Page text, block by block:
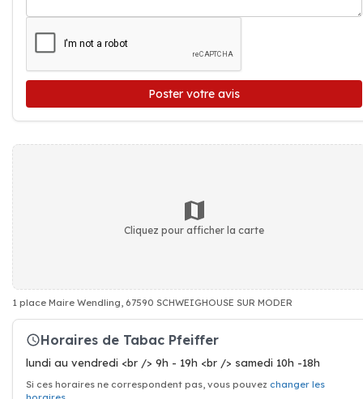
Poster votre avis
Cliquez pour afficher la carte
1 place Maire Wendling, 67590 SCHWEIGHOUSE SUR MODER
Horaires de Tabac Pfeiffer
lundi au vendredi <br /> 9h - 19h <br /> samedi 10h -18h
Si ces horaires ne correspondent pas, vous pouvez changer les